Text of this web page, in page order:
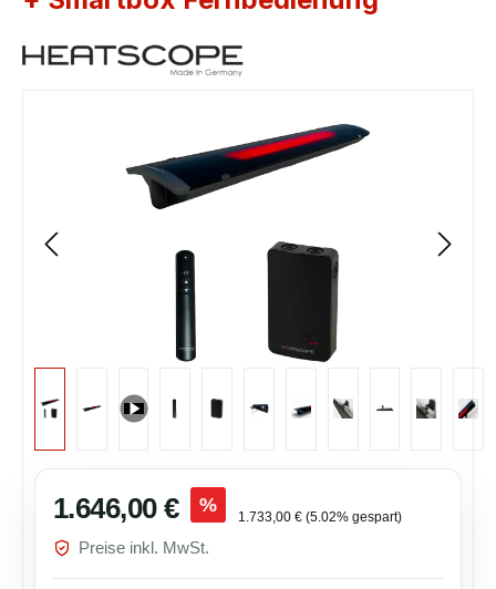
Verkaufspreis:
1.646,00 € % Regulärer Preis:
1.733,00 € (5.02% gespart)
Preise inkl. MwSt.